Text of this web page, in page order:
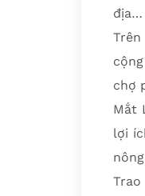
địa…
chợ
Mắt
lợi
Trao